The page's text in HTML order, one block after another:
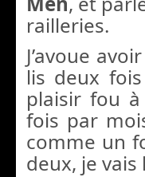
railleries.
J’avoue
lis deux
plaisir fou
fois par
comme un
deux, je